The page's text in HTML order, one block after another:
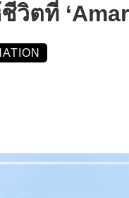
วิตที่